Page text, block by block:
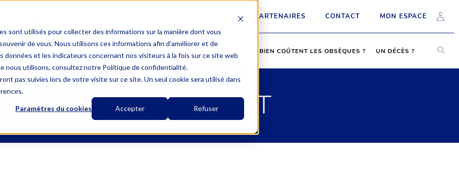
sont utilisés pour collecter des informations sur la manière dont vous
de vous. Nous utilisons ces informations afin d'améliorer et de
et les indicateurs concernant nos visiteurs à la fois sur ce site web
nous utilisons, consultez notre Politique de confidentialité.
pas suivies lors de votre visite sur ce site. Un seul cookie sera utilisé dans
Paramètres du cookies Accepter Refuser
PARTENAIRES CONTACT MON ESPACE
COMBIEN COÛTENT LES OBSÈQUES ? UN DÉCÈS ?
DU-DESERT